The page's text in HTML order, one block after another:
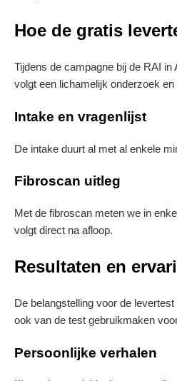
Hoe de gratis
Tijdens de campagne bij de RAI
volgt een lichamelijk onderzoek
Intake en vragenlijst
De intake duurt al met al enkele
Fibroscan uitleg
Met de fibroscan meten we in
volgt direct na afloop.
Resultaten en
De belangstelling voor de
ook van de test gebruikmaken
Persoonlijke verhalen